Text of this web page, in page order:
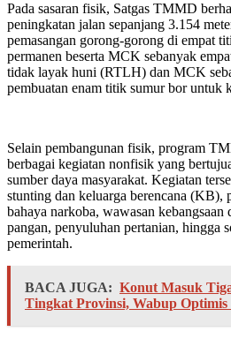
Pada sasaran fisik, Satgas TMMD
peningkatan jalan sepanjang 3.154
pemasangan gorong-gorong di empat
permanen beserta MCK sebanyak
tidak layak huni (RTLH) dan MCK
pembuatan enam titik sumur bor untuk
Selain pembangunan fisik, program
berbagai kegiatan nonfisik yang
sumber daya masyarakat. Kegiatan
stunting dan keluarga berencana (KB),
bahaya narkoba, wawasan kebangsaan
pangan, penyuluhan pertanian, hingga
pemerintah.
BACA JUGA: Konut Masuk
Tingkat Provinsi, Wabup Optimis